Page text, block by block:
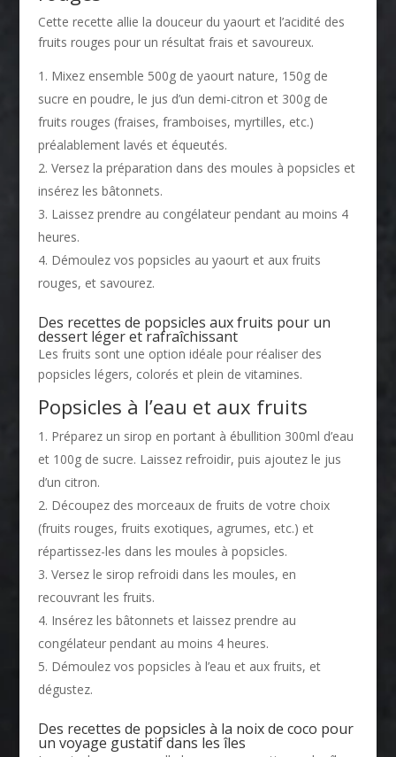
Cette recette allie la douceur du yaourt et l’acidité des
fruits rouges pour un résultat frais et savoureux.
Mixez ensemble 500g de yaourt nature, 150g de
sucre en poudre, le jus d’un demi-citron et 300g de
fruits rouges (fraises, framboises, myrtilles, etc.)
préalablement lavés et équeutés.
Versez la préparation dans des moules à popsicles et
insérez les bâtonnets.
Laissez prendre au congélateur pendant au moins 4
heures.
Démoulez vos popsicles au yaourt et aux fruits
rouges, et savourez.
Des recettes de popsicles aux fruits pour un
dessert léger et rafraîchissant
Les fruits sont une option idéale pour réaliser des
popsicles légers, colorés et plein de vitamines.
Popsicles à l’eau et aux fruits
Préparez un sirop en portant à ébullition 300ml d’eau
et 100g de sucre. Laissez refroidir, puis ajoutez le jus
d’un citron.
Découpez des morceaux de fruits de votre choix
(fruits rouges, fruits exotiques, agrumes, etc.) et
répartissez-les dans les moules à popsicles.
Versez le sirop refroidi dans les moules, en
recouvrant les fruits.
Insérez les bâtonnets et laissez prendre au
congélateur pendant au moins 4 heures.
Démoulez vos popsicles à l’eau et aux fruits, et
dégustez.
Des recettes de popsicles à la noix de coco pour
un voyage gustatif dans les îles